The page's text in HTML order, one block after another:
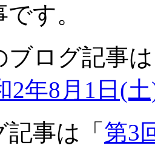
す。
ブログ記事
2年8月1日(
事は「 第3